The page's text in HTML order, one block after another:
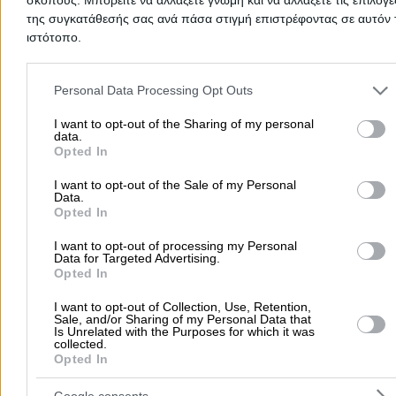
της συγκατάθεσής σας ανά πάσα στιγμή επιστρέφοντας σε αυτόν
ιστότοπο.
Please note that this website/app uses one or more Google
and may gather and store information including but not limited to
to Google and its third-party tags to use your data for below
purposes in below Google consent section.
Personal Data Processing Opt Outs
I want to opt-out of the Sharing of my personal
data.
Opted In
I want to opt-out of the Sale of my Personal
Data.
Opted In
I want to opt-out of processing my Personal
Data for Targeted Advertising.
Opted In
I want to opt-out of Collection, Use, Retention,
Sale, and/or Sharing of my Personal Data that
Is Unrelated with the Purposes for which it was
collected.
Opted In
Στοιχεία αναζήτησης: Ξενοδοχεία , Κρήτη
ELOUNDA BREEZE RESORT - ΕΛΟΥΝΤΑ ΜΑΡΜΙΝ ΑΕ
5 Αστέρων
Ξενοδοχεία
Το ξενοδοχείο διαθέτει και γήπεδο μπάσκετ.
Τηλέφωνο: 2841041003
Στοιχεία αναζήτησης:
ALEXANDER BEACH HOTEL AND VILLAGE RESORT
ΑΙΓΑΙΟΝ ΑΕ
Ξενοδοχεία
ΤΘ 114, Μάλια
Τηλέφωνο:2897032134
Στοιχεία αναζήτησης:
ORPHEAS RESORT HOTEL - ΕΝΑΛΙΑ ΑΕ